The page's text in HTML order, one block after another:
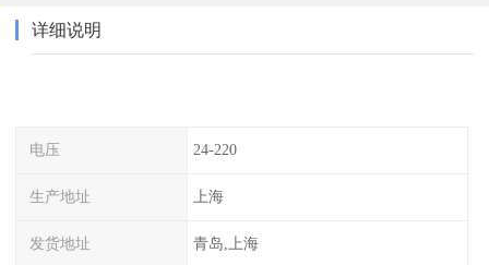
详细说明
电压 24-220
生产地址 上海
发货地址 青岛,上海